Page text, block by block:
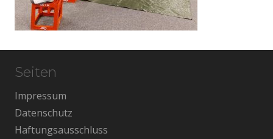
Seiten
Impressum
Datenschutz
Haftungsausschluss